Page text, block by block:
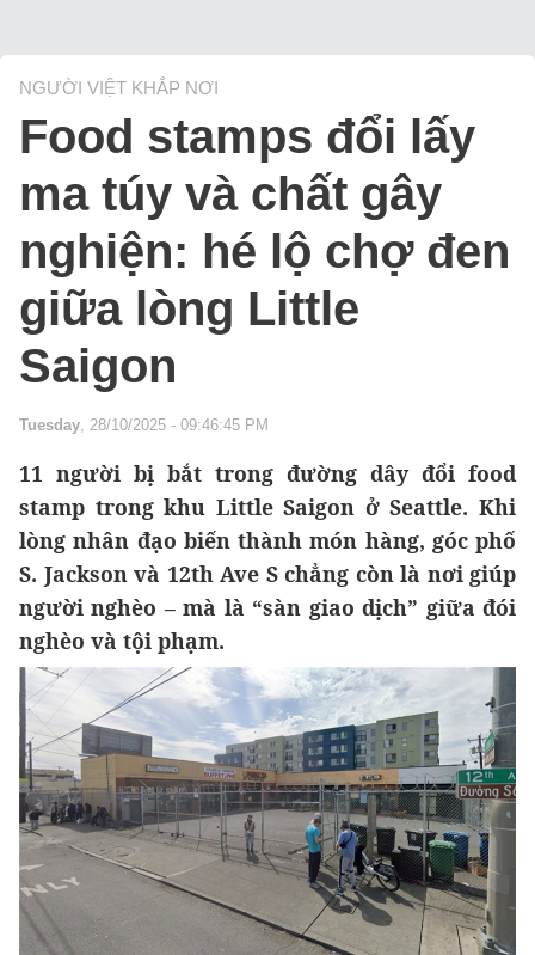
NGƯỜI VIỆT KHẮP NƠI
Food stamps đổi lấy
ma túy và chất gây
nghiện: hé lộ chợ đen
giữa lòng Little
Saigon
Tuesday, 28/10/2025 - 09:46:45 PM
11 người bị bắt trong đường dây đổi food
stamp trong khu Little Saigon ở Seattle. Khi
lòng nhân đạo biến thành món hàng, góc phố
S. Jackson và 12th Ave S chẳng còn là nơi giúp
người nghèo – mà là “sàn giao dịch” giữa đói
nghèo và tội phạm.